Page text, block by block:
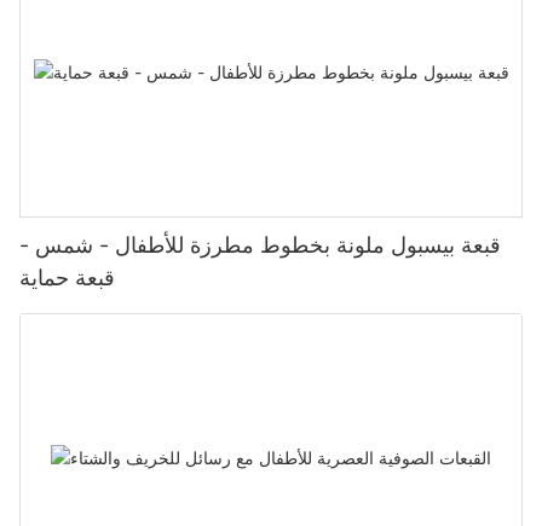
قبعة بيسبول ملونة بخطوط مطرزة للأطفال - شمس -
قبعة حماية